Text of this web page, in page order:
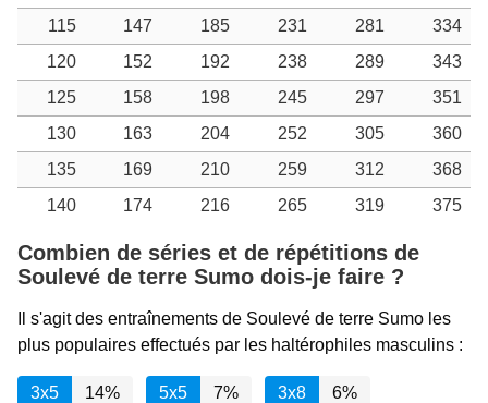
115
147 185 231 281
334
120
152 192 238 289
343
125
158 198 245 297
351
130
163 204 252 305
360
135
169 210 259 312
368
140
174 216 265 319 375
Combien de séries et de répétitions de
Soulevé de terre Sumo dois-je faire ?
Il s'agit des entraînements de Soulevé de terre Sumo les
plus populaires effectués par les haltérophiles masculins :
3x5 14% 5x5 7% 3x8 6%